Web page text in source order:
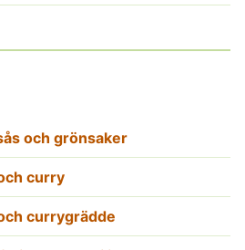
och grönsaker
curry
currygrädde